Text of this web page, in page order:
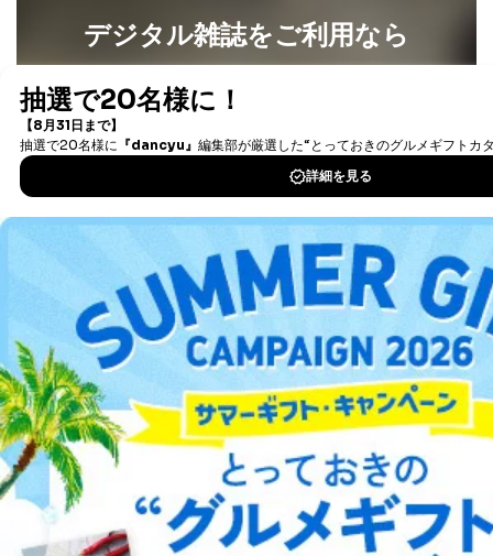
当社は、取得した個人情報を適切に管理し､あらかじめ
本人の同意を得ることなく第三者に提供することはあり
法令に基づく場合
人の生命､身体または財産の保護のために必要がある
場合であって、本人の同意を得ることが困難であると
公衆衛生の向上または児童の健全な育成の推進のため
とが困難である場合。
国の機関もしくは地方公共団体またはその委託を受け
た者が法令の定める事務を遂行することに対して協力
する必要がある場合であって、本人の同意を得ること
により当該事務の遂行に支障を及ぼすおそれがあると
き。
上記２．の利用目的を実施するために守秘義務を結ん
だ企業に、業務の一部として個人情報の取扱いを委
託・提供する場合、その業務に必要な範囲で委託・提
供先企業に個人情報を開示することがあります。
委託・提供先企業は具体的には以下のような企業です
が、これらに限りません。
委託先：カスタマーサポート支援会社 、クレジッ
トカード決済などの決済代行・料金回収会社、広
告配信サービス会社
提供先：出版社、出版物発売元、卸売会社、販売
デジタル雑誌をご利用なら
書籍）が無料で読み放題！
DOWNLOAD FOR IOS
DOWNLOAD FOR ANDROID
ご利用方法はこちら
総合案内
アフィリエイト 採用情報
プレスリリース お問い合わせ